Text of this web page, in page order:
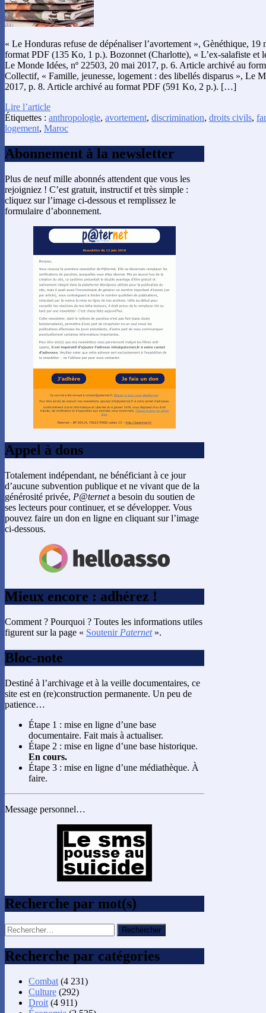
« Le Honduras refuse de dépénaliser l’avortement », Gènéthique,
format PDF (135 Ko, 1 p.). Bozonnet (Charlotte), « L’ex-salafiste et
Le Monde Idées, nº 22503, 20 mai 2017, p. 6. Article archivé au
Collectif, « Famille, jeunesse, logement : des libellés disparus », Le
2017, p. 8. Article archivé au format PDF (591 Ko, 2 p.). […]
Lire l’article
Étiquettes : anthropologie, avortement, discrimination, droits civils,
logement, Maroc
Abonnement à la newsletter
Plus de neuf mille abonnés attendent que vous les
rejoigniez ! C’est gratuit, instructif et très simple :
cliquez sur l’image ci-dessous et remplissez le
formulaire d’abonnement.
Appel à dons
Totalement indépendant, ne bénéficiant à ce jour
d’aucune subvention publique et ne vivant que de la
générosité privée, P@terneta besoin du soutien de
ses lecteurs pour continuer, et se développer. Vous
pouvez faire un don en ligne en cliquant sur l’image
ci-dessous.
Mieux encore : adhérez !
Comment ? Pourquoi ? Toutes les informations utiles
figurent sur la page « Soutenir Paternet».
Bloc-note
Destiné à l’archivage et à la veille documentaires, ce
site est en (re)construction permanente. Un peu de
patience…
Étape 1 : mise en ligne d’une base
documentaire. Fait mais à actualiser.
Étape 2 : mise en ligne d’une base historique.
En cours.
Étape 3 : mise en ligne d’une médiathèque. À
faire.
Message personnel…
Recherche par mot(s)
Rechercher :
Recherche par catégories
Combat (4 231)
Culture (292)
Droit (4 911)